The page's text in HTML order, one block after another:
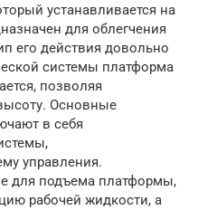
устанавливается на
для облегчения
его действия довольно
системы платформа
позволяя
Основные
в себя
управления.
для подъема платформы,
рабочей жидкости, а